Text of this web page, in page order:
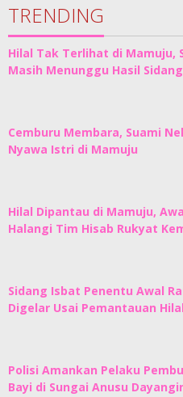
TRENDING
Hilal Tak Terlihat di Mamuju,
Masih Menunggu Hasil
Cemburu Membara, Suami
Nyawa Istri di Mamuju
Hilal Dipantau di Mamuju,
Halangi Tim Hisab Rukyat
Sidang Isbat Penentu Awal
Digelar Usai Pemantauan
Polisi Amankan Pelaku
Bayi di Sungai Anusu